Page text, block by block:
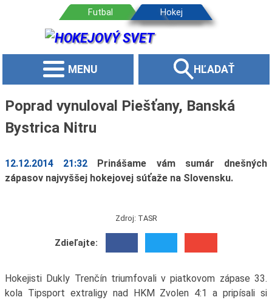
MENU HĽADAŤ
Poprad vynuloval Piešťany, Banská
Bystrica Nitru
12.12.2014 21:32
Prinášame vám sumár dnešných
zápasov najvyššej hokejovej súťaže na Slovensku.
Zdroj: TASR
Zdieľajte:
Hokejisti Dukly Trenčín triumfovali v piatkovom zápase 33.
kola Tipsport extraligy nad HKM Zvolen 4:1 a pripísali si